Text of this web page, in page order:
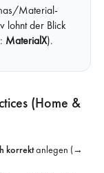
Material-
lohnt der Blick
MaterialX).
(Home &
korrektanlegen (→